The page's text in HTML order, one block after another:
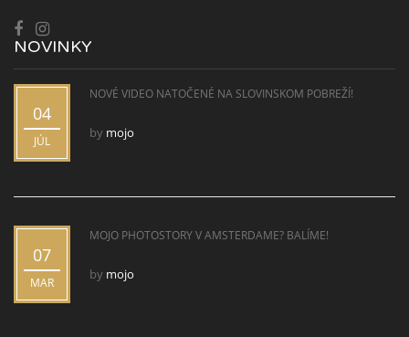
NOVINKY
04
JÚL
NOVÉ VIDEO NATOČENÉ NA SLOVINSKOM POBREŽÍ!
by mojo
07
MAR
MOJO PHOTOSTORY V AMSTERDAME? BALÍME!
by mojo